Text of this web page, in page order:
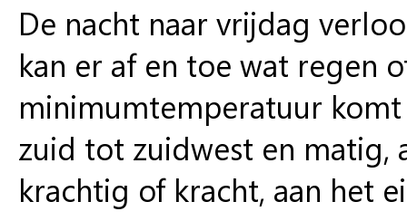
De nacht naar vrijdag
kan er af en toe wat regen
minimumtemperatuur
zuid tot zuidwest en matig,
krachtig of kracht, aan het